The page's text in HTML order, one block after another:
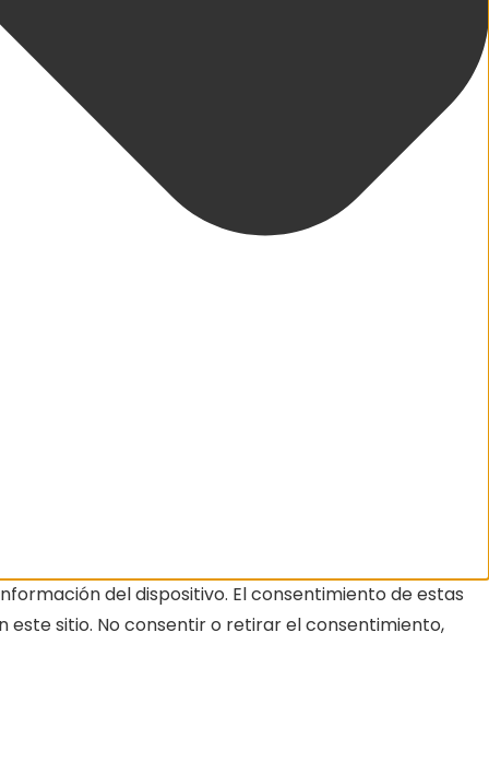
del dispositivo. El consentimiento de estas
sitio. No consentir o retirar el consentimiento,